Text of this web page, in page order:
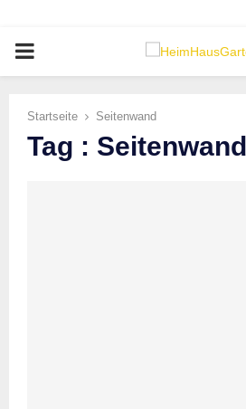
PRIMARY
Startseite Seitenwand
Tag : Seitenwand